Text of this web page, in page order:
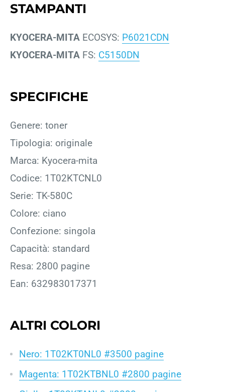
STAMPANTI
KYOCERA-MITA ECOSYS: P6021CDN
KYOCERA-MITA FS: C5150DN
SPECIFICHE
Genere: toner
Tipologia: originale
Marca: Kyocera-mita
Codice: 1T02KTCNL0
Serie: TK-580C
Colore: ciano
Confezione: singola
Capacità: standard
Resa: 2800 pagine
Ean: 632983017371
ALTRI COLORI
Nero: 1T02KT0NL0 #3500 pagine
Magenta: 1T02KTBNL0 #2800 pagine